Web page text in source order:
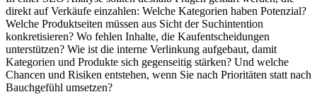
direkt auf Verkäufe einzahlen: Welche Kategorien haben Potenzial?
Welche Produktseiten müssen aus Sicht der Suchintention
konkretisieren? Wo fehlen Inhalte, die Kaufentscheidungen
unterstützen? Wie ist die interne Verlinkung aufgebaut, damit
Kategorien und Produkte sich gegenseitig stärken? Und welche
Chancen und Risiken entstehen, wenn Sie nach Prioritäten statt nach
Bauchgefühl umsetzen?